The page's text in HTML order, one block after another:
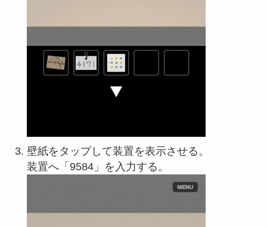
壁紙をタップして装置を表示させる。
装置へ「9584」を入力する。